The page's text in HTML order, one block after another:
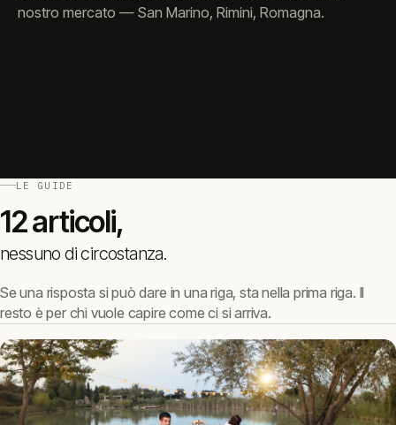
nostro mercato — San Marino, Rimini, Romagna.
LE GUIDE
12articoli,
nessuno dicircostanza.
Se una risposta si può dare in una riga, sta nella prima riga. Il
resto è per chi vuole capire come ci si arriva.